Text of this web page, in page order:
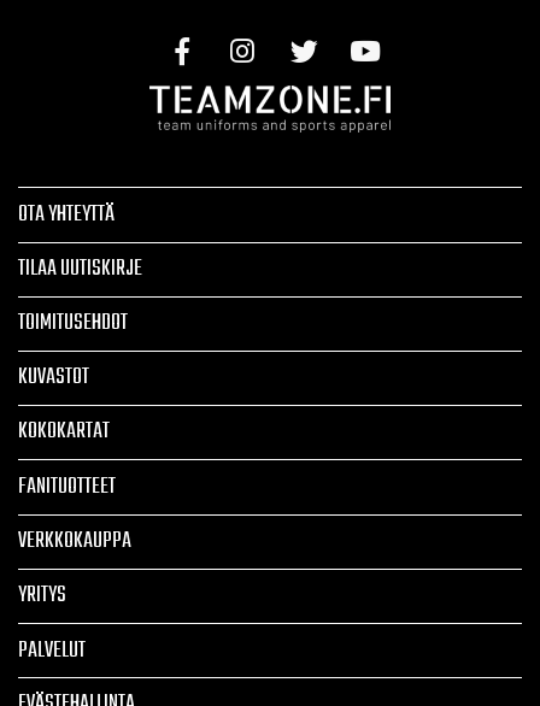
OTA YHTEYTTÄ
TILAA UUTISKIRJE
TOIMITUSEHDOT
KUVASTOT
KOKOKARTAT
FANITUOTTEET
VERKKOKAUPPA
YRITYS
PALVELUT